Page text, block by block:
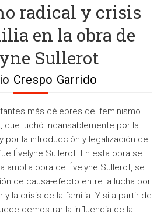
radical y crisis
en la obra de
Sullerot
Crespo Garrido
más célebres del feminismo
que luchó incansablemente por la
por la introducción y legalización de
Évelyne Sullerot. En esta obra se
amplia obra de Évelyne Sullerot, se
de causa-efecto entre la lucha por
y la crisis de la familia. Y si a partir de
demostrar la influencia de la